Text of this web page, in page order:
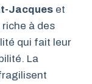
Jacques et
à des
qui fait leur
La